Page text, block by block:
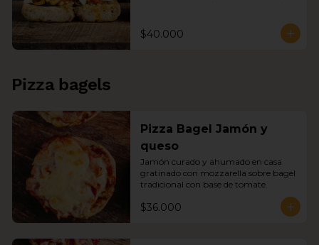
$40.000
Pizza bagels
Pizza Bagel Jamón y
queso
Jamón curado y ahumado en casa
gratinado con mozzarella sobre bagel
tradicional con base de tomate.
$36.000